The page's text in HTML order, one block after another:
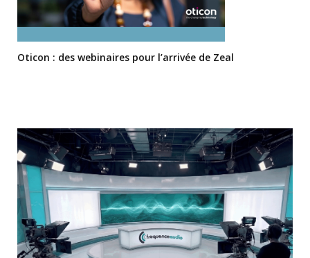
Oticon : des webinaires pour l’arrivée de Zeal